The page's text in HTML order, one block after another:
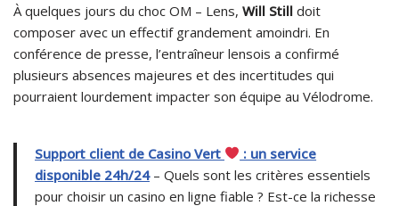
À quelques jours du choc OM – Lens, Will Still doit
composer avec un effectif grandement amoindri. En
conférence de presse, l’entraîneur lensois a confirmé
plusieurs absences majeures et des incertitudes qui
pourraient lourdement impacter son équipe au Vélodrome.
Support client de Casino Vert
: un service
disponible 24h/24– Quels sont les critères essentiels
pour choisir un casino en ligne fiable ? Est-ce la richesse